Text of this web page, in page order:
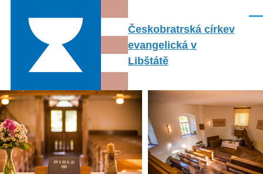
Českobratrská církev
evangelická v
Libštátě